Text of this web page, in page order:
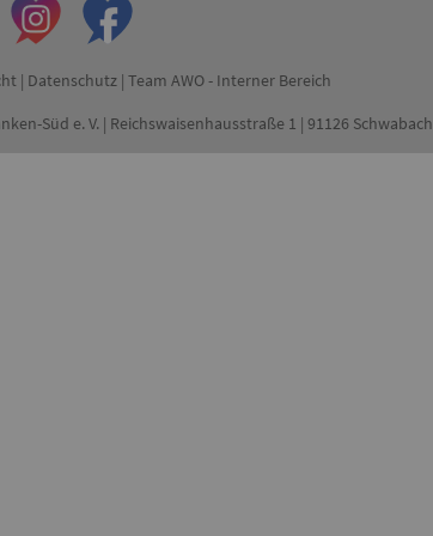
| Datenschutz| Team AWO - Interner Bereich
Süd e. V. | Reichswaisenhausstraße 1 | 91126 Schwabach